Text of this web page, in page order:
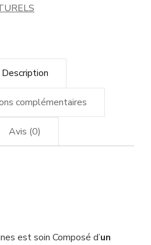
Description
complémentaires
Avis (0)
est soin Composé d’un